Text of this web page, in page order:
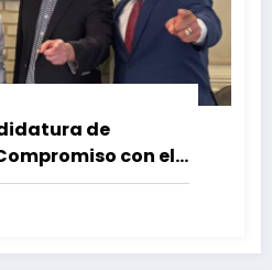
de
con el
y la Participación